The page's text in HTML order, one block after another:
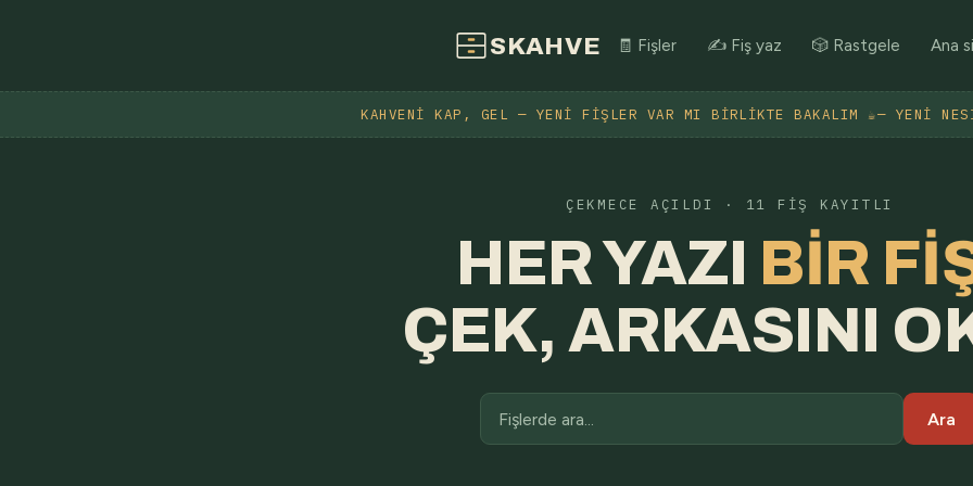
SKAHVE 🧾 Fişler ✍️ Fiş yaz 🎲 Rastgele Ana
KAHVENI KAP, GEL — YENI FIŞLER VAR MI BIRLIKTE BAKALIM ☕— YENI
ÇEKMECE AÇILDI · 11 FIŞ KAYITLI
HER YAZI BIR
ÇEK, ARKASINI
Ara